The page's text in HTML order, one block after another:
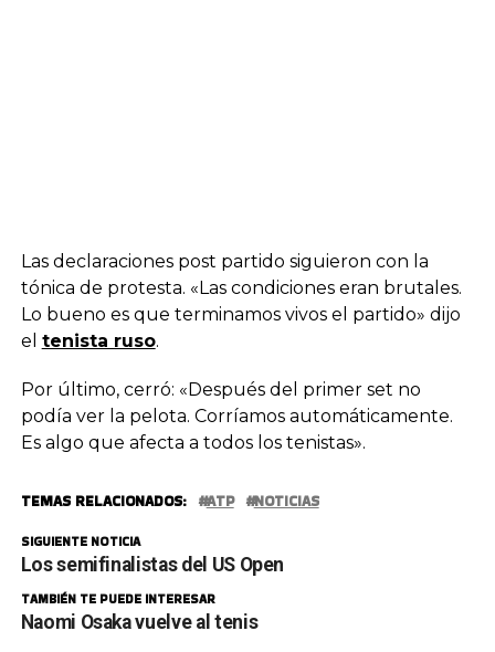
Las declaraciones post partido siguieron con la
tónica de protesta. «Las condiciones eran brutales.
Lo bueno es que terminamos vivos el partido» dijo
el tenista ruso.
Por último, cerró: «Después del primer set no
podía ver la pelota. Corríamos automáticamente.
Es algo que afecta a todos los tenistas».
TEMAS RELACIONADOS: ATP NOTICIAS
SIGUIENTE NOTICIA
Los semifinalistas del US Open
TAMBIÉN TE PUEDE INTERESAR
Naomi Osaka vuelve al tenis